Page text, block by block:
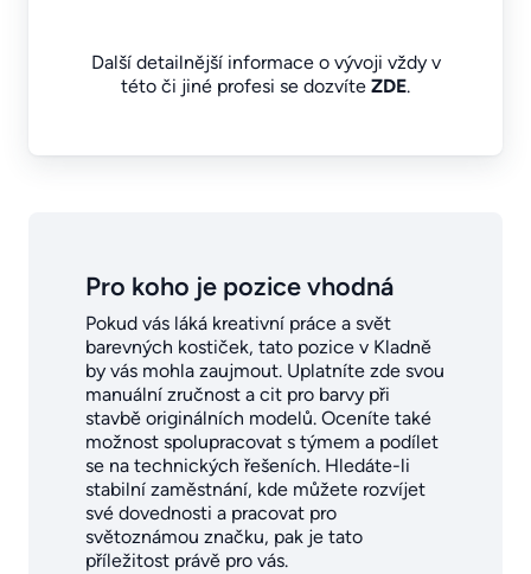
Další detailnější informace o vývoji vždy v
této či jiné profesi se dozvíte ZDE.
Pro koho je pozice vhodná
Pokud vás láká kreativní práce a svět
barevných kostiček, tato pozice v Kladně
by vás mohla zaujmout. Uplatníte zde svou
manuální zručnost a cit pro barvy při
stavbě originálních modelů. Oceníte také
možnost spolupracovat s týmem a podílet
se na technických řešeních. Hledáte-li
stabilní zaměstnání, kde můžete rozvíjet
své dovednosti a pracovat pro
světoznámou značku, pak je tato
příležitost právě pro vás.